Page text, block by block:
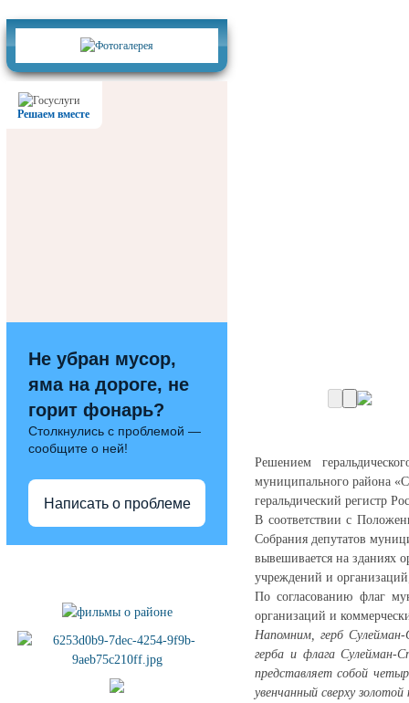
Решаем вместе
Не убран мусор,
яма на дороге, не
горит фонарь?
Столкнулись с проблемой —
сообщите о ней!
Написать о проблеме
Решением
муниципального района
геральдический регистр
В соответствии с
Собрания депутатов
вывешивается на зданиях
учреждений и
По согласованию флаг
организаций и
Напомним, герб Сулейман-
герба и флага Сулейман-
представляет собой
увенчанный сверху